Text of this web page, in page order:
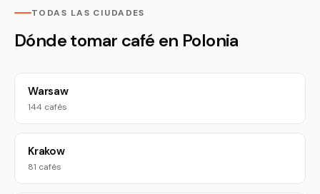
TODAS LAS CIUDADES
Dónde tomar café en Polonia
Warsaw
144 cafés
Krakow
81 cafés